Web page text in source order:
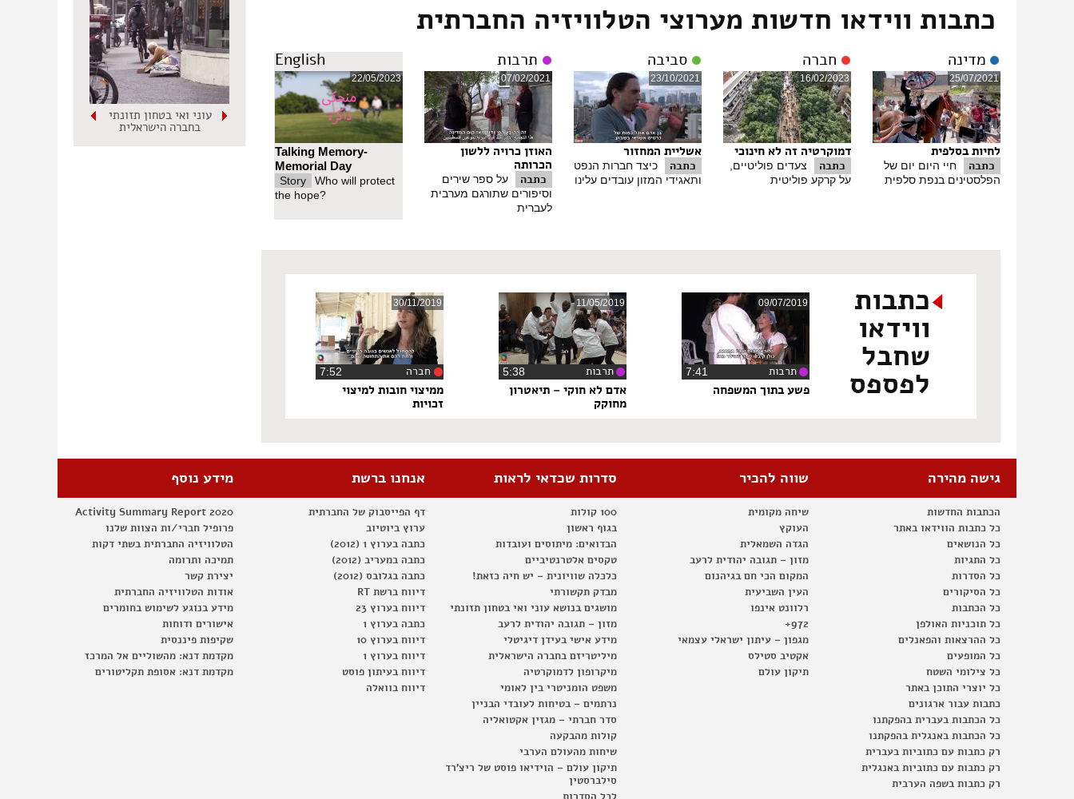
כתבות ווידאו חדשות מערוצי הטלוויזיה החברתית
מדינה
25/07/2021
לחיות בסלפית
כתבה
חיי היום יום של
הפלסטינים בנפת סלפית
חברה
16/02/2023
דמוקרטיה זה לא חינוכי
כתבה
צעדים פוליטיים,
על קרקע פוליטית
סביבה
23/10/2021
אשליית המחזור
כתבה
כיצד חברות הנפט
ותאגידי המזון עובדים עלינו
תרבות
07/02/2021
האוזן כרויה ללשון
הכרותה
כתבה
על ספר שירים
וסיפורים שתורגם מערבית
לעברית
English
22/05/2023
Talking Memory-
Memorial Day
Story
Who will protect
the hope?
עוני ואי בטחון תזונתי
בחברה הישראלית
כתבות
ווידאו
שחבל
לפספס
09/07/2019
תרבות
פשע בתוך המשפחה
11/05/2019
תרבות
אדם לא חוקי – תיאטרון
מחוקק
30/11/2019
חברה
ממיצוי חובות למיצוי
זכויות
גישה מהירה
הכתבות החדשות
כל כתבות הווידאו באתר
כל הנושאים
כל התגיות
כל הסדרות
כל הסיקורים
כל הכתבות
כל תוכניות האולפן
כל ההרצאות והפאנלים
כל המופעים
כל צילומי השטח
כל יוצרי התוכן באתר
כתבות עבור ארגונים
כל הכתבות בעברית בהפקתנו
כל הכתבות באנגלית בהפקתנו
רק כתבות עם כתוביות בעברית
רק כתבות עם כתוביות באנגלית
רק כתבות בשפה הערבית
שווה להכיר
שיחה מקומית
העוקץ
הגדה השמאלית
מזון – תגובה יהודית לרעב
המקום הכי חם בגיהנום
העין השביעית
רלוונט אינפו
972+
מגפון – עיתון ישראלי עצמאי
אקטיב סטילס
תיקון עולם
סדרות שכדאי לראות
100 קולות
בגוף ראשון
הבדואים: מיתוסים ועובדות
טקסים אלטרנטיביים
כלכלה שוויונית – יש חיה כזאת!
מבדק תקשורתי
מושגים בנושא עוני ואי בטחון תזונתי
מזון – תגובה יהודית לרעב
מידע אישי בעידן דיגיטלי
מיליטריזם בחברה הישראלית
מיקרופון לדמוקרטיה
משפט הומניטרי בין לאומי
נרתמים – בטיחות לעובדי הבניין
סדר חברתי – מגזין אקטואליה
קולות מהבקעה
שיחות מהעולם הערבי
תיקון עולם – הוידיאו פוסט של ריצ'רד
סילברסטין
אנחנו ברשת
דף הפייסבוק של החברתית
ערוץ ביוטיוב
כתבה בערוץ 1 (2012)
כתבה במעריב (2012)
כתבה בגלובס (2012)
דיווח ברשת RT
דיווח בערוץ 23
כתבה בערוץ 1
דיווח בערוץ 10
דיווח בערוץ 1
דיווח בעיתון פוסט
דיווח בוואלה
מידע נוסף
Activity Summary Report 2020
פרופיל חברי/ות הצוות שלנו
הטלוויזיה החברתית בשתי דקות
תמיכה ותרומה
יצירת קשר
אודות הטלוויזיה החברתית
מידע בנוגע לשימוש בחומרים
אישורים ודוחות
שקיפות פיננסית
מקדמת דנא: מהשוליים אל המרכז
מקדמת דנא: אסופת תקליטורים